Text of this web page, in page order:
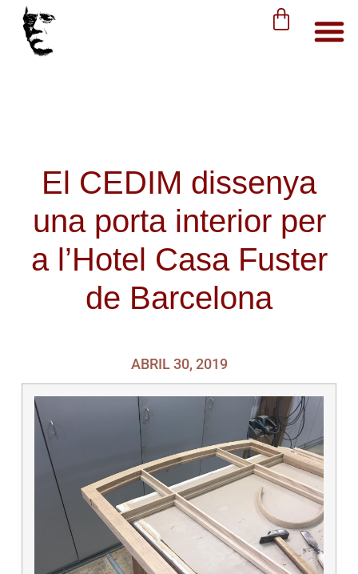
El CEDIM dissenya
una porta interior per
a l’Hotel Casa Fuster
de Barcelona
ABRIL 30, 2019